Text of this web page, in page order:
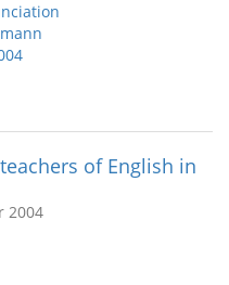
of English in
2004